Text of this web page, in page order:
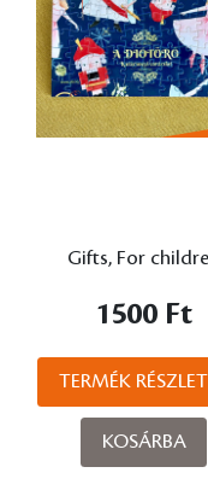
Gifts, For
1500 Ft
TERMÉK
KOSÁRBA